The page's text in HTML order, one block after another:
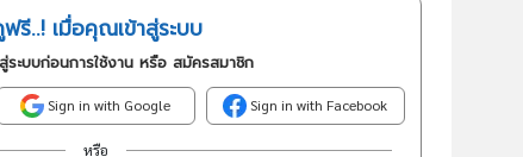
รี..! เมื่อคุณเข้าสู่ระบบ
ระบบก่อนการใช้งาน หรือ สมัครสมาชิก
Sign in with Google Sign in with Facebook
หรือ